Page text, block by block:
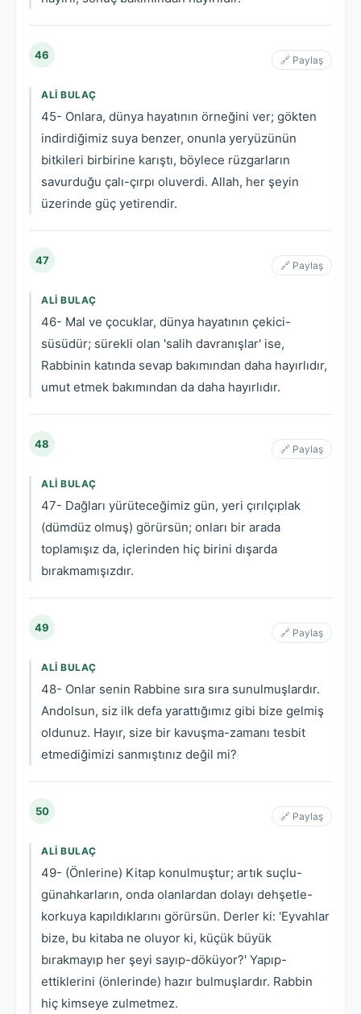
46 🔗 Paylaş
ALI BULAÇ
45- Onlara, dünya hayatının örneğini ver; gökten
indirdiğimiz suya benzer, onunla yeryüzünün
bitkileri birbirine karıştı, böylece rüzgarların
savurduğu çalı-çırpı oluverdi. Allah, her şeyin
üzerinde güç yetirendir.
47 🔗 Paylaş
ALI BULAÇ
46- Mal ve çocuklar, dünya hayatının çekici-
süsüdür; sürekli olan 'salih davranışlar' ise,
Rabbinin katında sevap bakımından daha hayırlıdır,
umut etmek bakımından da daha hayırlıdır.
48 🔗 Paylaş
ALI BULAÇ
47- Dağları yürüteceğimiz gün, yeri çırılçıplak
(dümdüz olmuş) görürsün; onları bir arada
toplamışız da, içlerinden hiç birini dışarda
bırakmamışızdır.
49 🔗 Paylaş
ALI BULAÇ
48- Onlar senin Rabbine sıra sıra sunulmuşlardır.
Andolsun, siz ilk defa yarattığımız gibi bize gelmiş
oldunuz. Hayır, size bir kavuşma-zamanı tesbit
etmediğimizi sanmıştınız değil mi?
50 🔗 Paylaş
ALI BULAÇ
49- (Önlerine) Kitap konulmuştur; artık suçlu-
günahkarların, onda olanlardan dolayı dehşetle-
korkuya kapıldıklarını görürsün. Derler ki: 'Eyvahlar
bize, bu kitaba ne oluyor ki, küçük büyük
bırakmayıp her şeyi sayıp-döküyor?' Yapıp-
ettiklerini (önlerinde) hazır bulmuşlardır. Rabbin
hiç kimseye zulmetmez.